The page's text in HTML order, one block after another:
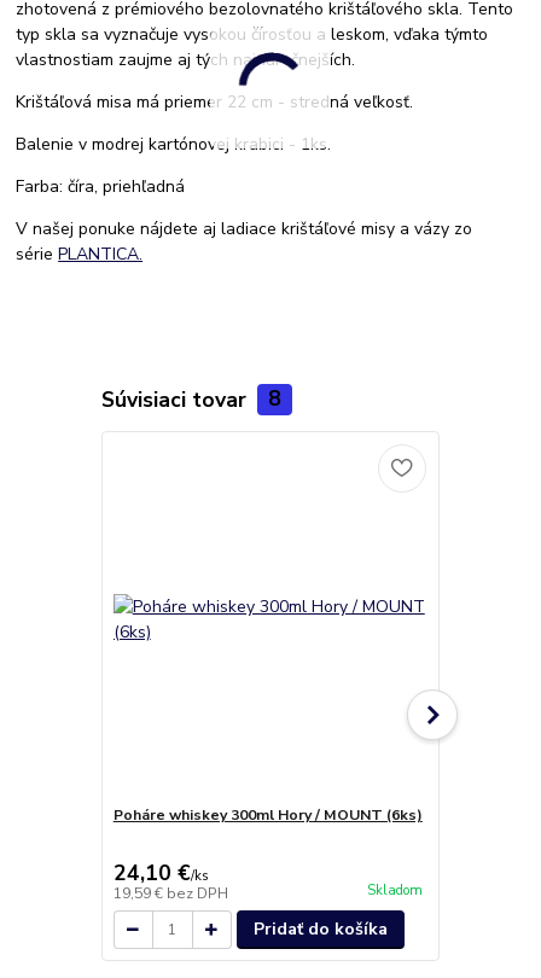
zhotovená z prémiového bezolovnatého krištáľového skla. Tento
typ skla sa vyznačuje vysokou čírosťou a leskom, vďaka týmto
vlastnostiam zaujme aj tých najnáročnejších.
Krištáľová misa má priemer 22 cm - stredná veľkosť.
Balenie v modrej kartónovej krabici - 1ks.
Farba: číra, priehľadná
V našej ponuke nájdete aj ladiace krištáľové misy a vázy zo
sériePLANTICA.
Súvisiaci tovar 8
Poháre whiskey 300ml Hory / MOUNT (6ks)
24,10 €/ks
19,59 € bez DPH Skladom
Pridať do košíka